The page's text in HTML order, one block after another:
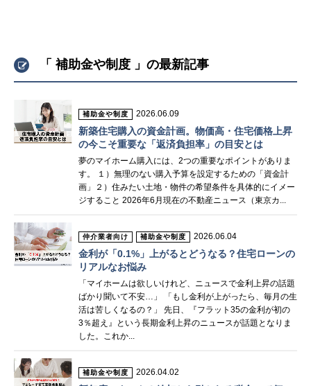
「 補助金や制度 」の最新記事
補助金や制度 2026.06.09
新築住宅購入の資金計画。物価高・住宅価格上昇
の今こそ重要な「返済負担率」の目安とは
夢のマイホーム購入には、2つの重要なポイントがありま
す。 １）無理のない購入予算を設定するための「資金計
画」２）住みたい土地・物件の希望条件を具体的にイメー
ジすること 2026年6月現在の不動産ニュース（東京カ...
仲介業者向け 補助金や制度 2026.06.04
金利が「0.1%」上がるとどうなる？住宅ローンの
リアルなお悩み
「マイホームは欲しいけれど、ニュースで金利上昇の話題
ばかり聞いて不安…」 「もし金利が上がったら、毎月の生
活は苦しくなるの？」 先日、『フラット35の金利が初の
3％超え』という長期金利上昇のニュースが話題となりま
した。これか...
補助金や制度 2026.04.02